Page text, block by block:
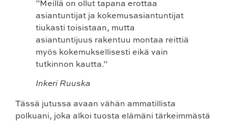
”Meillä on ollut tapana erottaa
asiantuntijat ja kokemusasiantuntijat
tiukasti toisistaan, mutta
asiantuntijuus rakentuu montaa reittiä
myös kokemuksellisesti eikä vain
tutkinnon kautta.”
Inkeri Ruuska
Tässä jutussa avaan vähän ammatillista
polkuani, joka alkoi tuosta elämäni tärkeimmästä